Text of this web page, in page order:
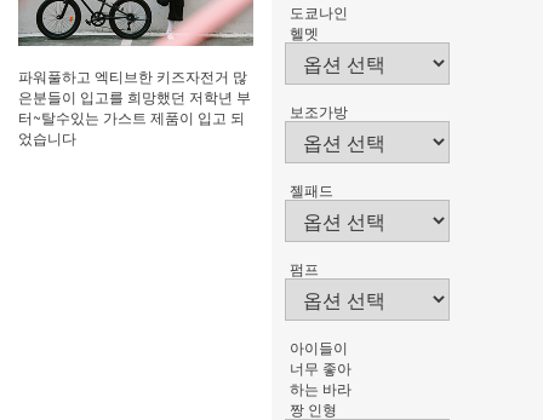
파워풀하고 엑티브한 키즈자전거 많
은분들이 입고를 희망했던 저학년 부
터~탈수있는 가스트 제품이 입고 되
었습니다
도쿄나인
헬멧
보조가방
젤패드
펌프
아이들이
너무 좋아
하는 바라
짱 인형